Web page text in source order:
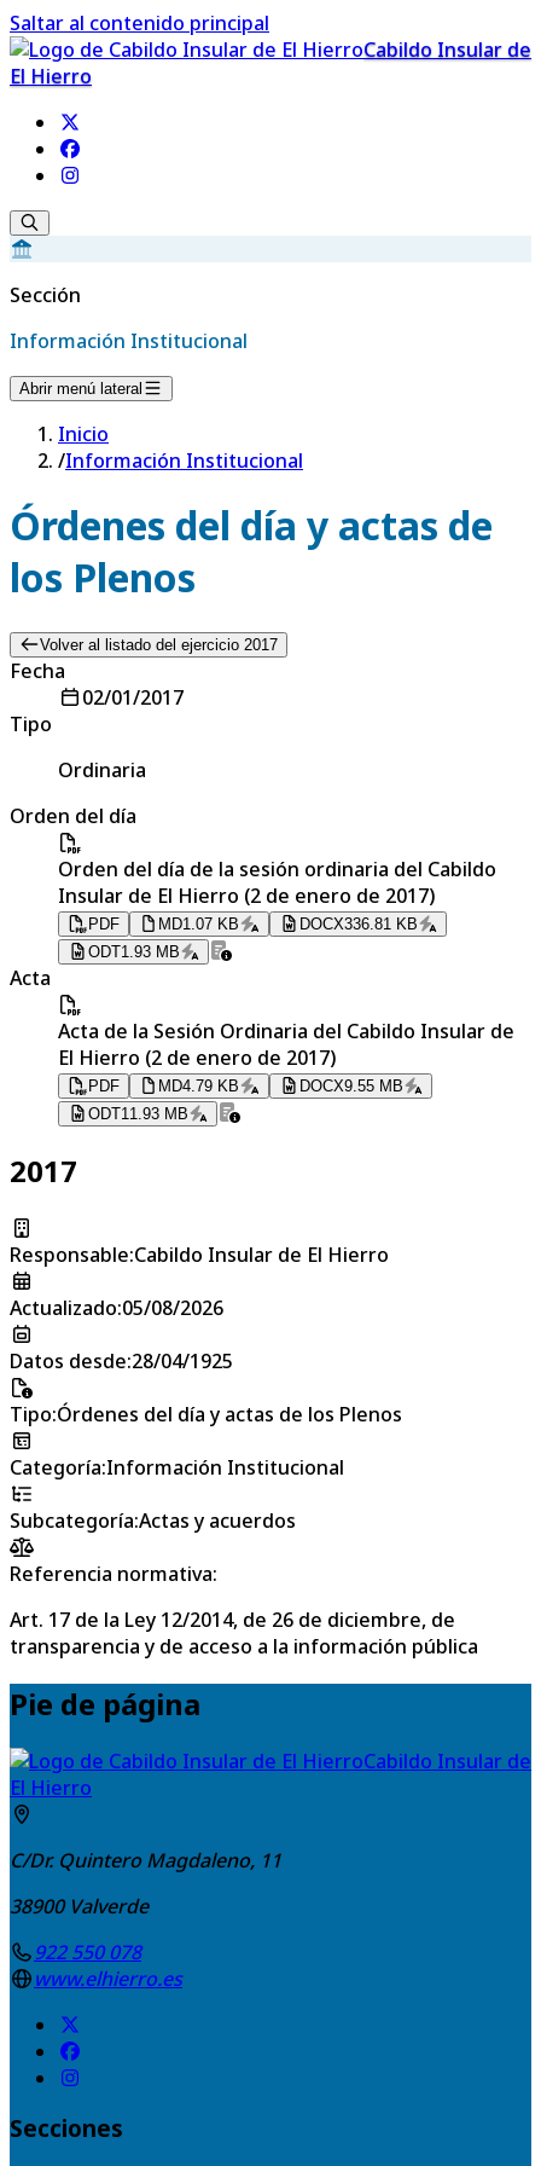
Saltar al contenido principal
Cabildo Insular de
El Hierro
Sección
Información Institucional
Abrir menú lateral
Inicio
/Información Institucional
Órdenes del día y actas de
los Plenos
Volver al listado del ejercicio 2017
Fecha
02/01/2017
Tipo
Ordinaria
Orden del día
Orden del día de la sesión ordinaria del Cabildo
Insular de El Hierro (2 de enero de 2017)
PDF MD1.07 KB DOCX336.81 KB
ODT1.93 MB
Acta
Acta de la Sesión Ordinaria del Cabildo Insular de
El Hierro (2 de enero de 2017)
PDF MD4.79 KB DOCX9.55 MB
ODT11.93 MB
2017
Responsable:Cabildo Insular de El Hierro
Actualizado:05/08/2026
Datos desde:28/04/1925
Tipo:Órdenes del día y actas de los Plenos
Categoría:Información Institucional
Subcategoría:Actas y acuerdos
Referencia normativa:
Art. 17 de la Ley 12/2014, de 26 de diciembre, de
transparencia y de acceso a la información pública
Pie de página
Cabildo Insular de
El Hierro
C/Dr. Quintero Magdaleno, 11
38900 Valverde
922 550 078
www.elhierro.es
Secciones